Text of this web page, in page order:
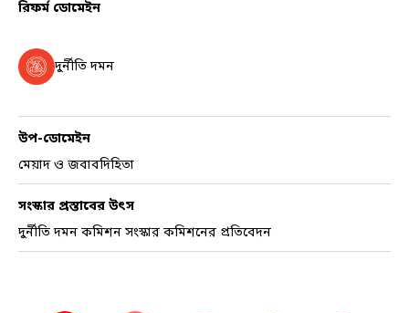
রিফর্ম ডোমেইন
দুর্নীতি দমন
উপ-ডোমেইন
মেয়াদ ও জবাবদিহিতা
সংস্কার প্রস্তাবের উৎস
দুর্নীতি দমন কমিশন সংস্কার কমিশনের প্রতিবেদন